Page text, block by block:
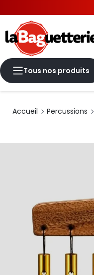
Tous nos produits
Accueil Percussions